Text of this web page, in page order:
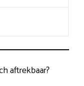
aftrekbaar?